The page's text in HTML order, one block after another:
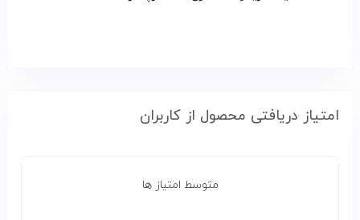
امتیاز دریافتی محصول از کاربران
متوسط امتیاز ها